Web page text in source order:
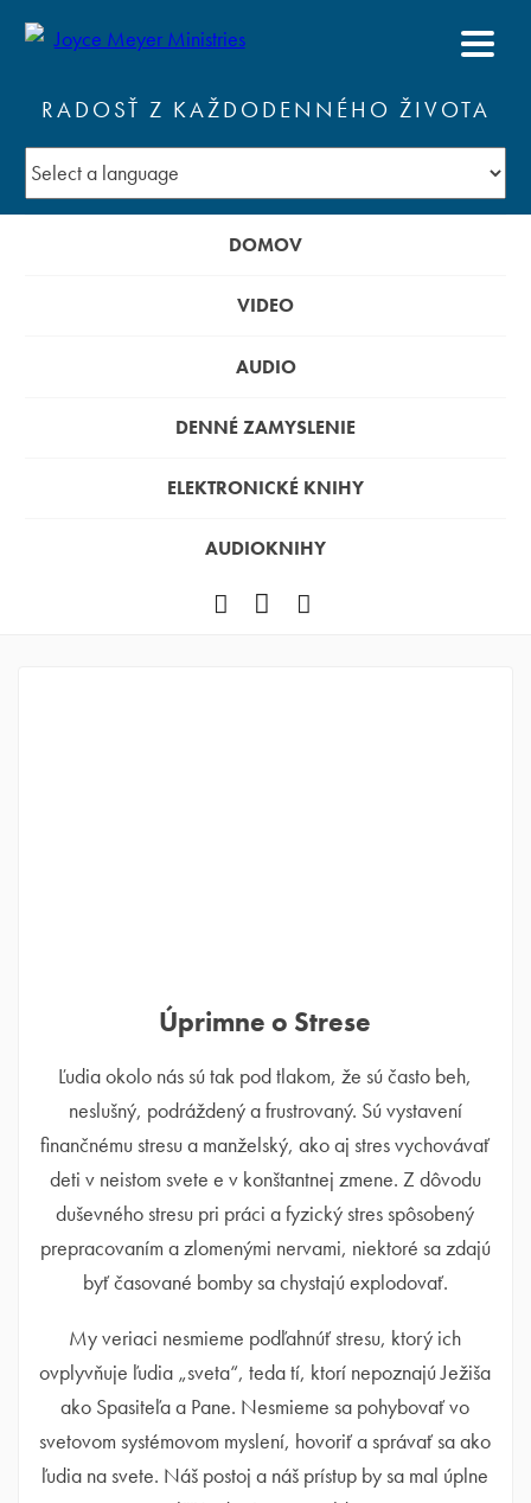
RADOSŤ Z KAŽDODENNÉHO ŽIVOTA
DOMOV
VIDEO
AUDIO
DENNÉ ZAMYSLENIE
ELEKTRONICKÉ KNIHY
AUDIOKNIHY
Facebook
YouTube
Úprimne o Strese
Ľudia okolo nás sú tak pod tlakom, že sú často beh,
neslušný, podráždený a frustrovaný. Sú vystavení
finančnému stresu a manželský, ako aj stres vychovávať
deti v neistom svete e v konštantnej zmene. Z dôvodu
duševného stresu pri práci a fyzický stres spôsobený
prepracovaním a zlomenými nervami, niektoré sa zdajú
byť časované bomby sa chystajú explodovať.
My veriaci nesmieme podľahnúť stresu, ktorý ich
ovplyvňuje ľudia „sveta“, teda tí, ktorí nepoznajú Ježiša
ako Spasiteľa a Pane. Nesmieme sa pohybovať vo
svetovom systémovom myslení, hovoriť a správať sa ako
ľudia na svete. Náš postoj a náš prístup by sa mal úplne